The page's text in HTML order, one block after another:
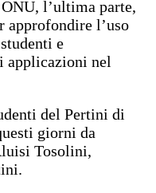
l’ultima parte,
approfondire l’uso
e
applicazioni nel
del Pertini di
giorni da
Tosolini,